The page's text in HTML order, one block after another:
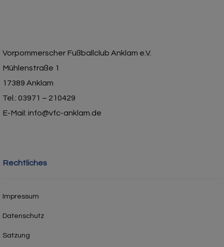
Vorpommerscher Fußballclub Anklam e.V.
Mühlenstraße 1
17389 Anklam
Tel.: 03971 – 210429
E-Mail: info@vfc-anklam.de
Rechtliches
Impressum
Datenschutz
Satzung